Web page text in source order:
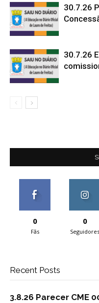
30.7.26
30.7.26
0
Fãs
0
Seguidores
Recent Posts
3.8.26 Parecer CME